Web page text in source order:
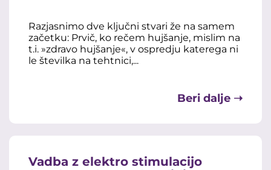
Razjasnimo dve ključni stvari že na samem
začetku: Prvič, ko rečem hujšanje, mislim na
t.i. »zdravo hujšanje«, v ospredju katerega ni
le številka na tehtnici,...
Beri dalje ➝
Vadba z elektro stimulacijo